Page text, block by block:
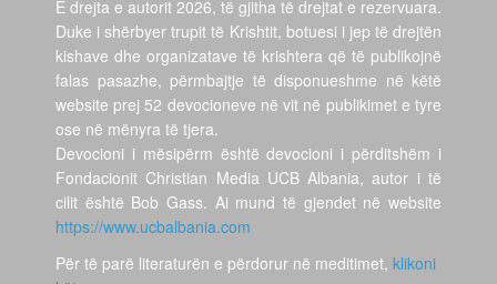
E drejta e autorit 2026, të gjitha të drejtat e rezervuara.
Duke i shërbyer trupit të Krishtit, botuesi i jep të drejtën
kishave dhe organizatave të krishtera që të publikojnë
falas pasazhe, përmbajtje të disponueshme në këtë
website prej 52 devocioneve në vit në publikimet e tyre
ose në mënyra të tjera.
Devocioni i mësipërm është devocioni i përditshëm i
Fondacionit Christian Media UCB Albania, autor i të
cilit është Bob Gass. Ai mund të gjendet në website
https://www.ucbalbania.com
Për të parë literaturën e përdorur në meditimet, klikoni